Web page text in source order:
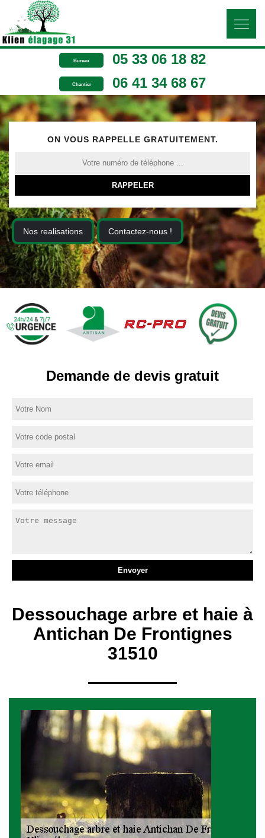
Bureau 05 33 06 18 82
Chantier 06 41 34 68 67
ON VOUS RAPPELLE GRATUITEMENT.
Nos realisations Contactez-nous !
Demande de devis gratuit
Dessouchage arbre et haie à
Antichan De Frontignes
31510